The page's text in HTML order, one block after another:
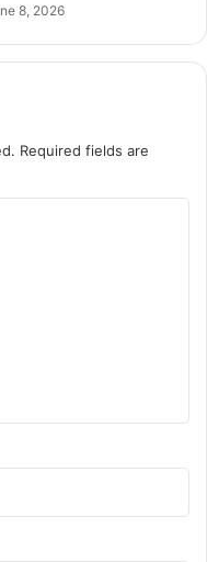
8, 2026
Required fields are